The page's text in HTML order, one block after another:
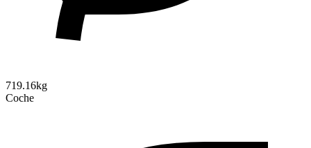
719.16kg
Coche